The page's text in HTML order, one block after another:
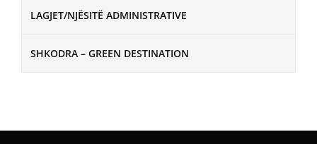
LAGJET/NJËSITË ADMINISTRATIVE
SHKODRA – GREEN DESTINATION